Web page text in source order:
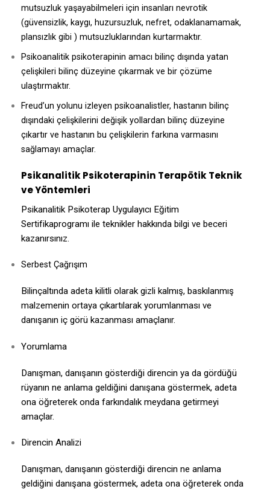
mutsuzluk yaşayabilmeleri için insanları nevrotik
(güvensizlik, kaygı, huzursuzluk, nefret, odaklanamamak,
plansızlık gibi ) mutsuzluklarından kurtarmaktır.
Psikoanalitik psikoterapinin amacı bilinç dışında yatan
çelişkileri bilinç düzeyine çıkarmak ve bir çözüme
ulaştırmaktır.
Freud’un yolunu izleyen psikoanalistler, hastanın bilinç
dışındaki çelişkilerini değişik yollardan bilinç düzeyine
çıkartır ve hastanın bu çelişkilerin farkına varmasını
sağlamayı amaçlar.
Psikanalitik Psikoterapinin Terapötik Teknik
ve Yöntemleri
Psikanalitik Psikoterap Uygulayıcı Eğitim
Sertifikaprogramı ile teknikler hakkında bilgi ve beceri
kazanırsınız.
Serbest Çağrışım
Bilinçaltında adeta kilitli olarak gizli kalmış, baskılanmış
malzemenin ortaya çıkartılarak yorumlanması ve
danışanın iç görü kazanması amaçlanır.
Yorumlama
Danışman, danışanın gösterdiği direncin ya da gördüğü
rüyanın ne anlama geldiğini danışana göstermek, adeta
ona öğreterek onda farkındalık meydana getirmeyi
amaçlar.
Direncin Analizi
Danışman, danışanın gösterdiği direncin ne anlama
geldiğini danışana göstermek, adeta ona öğreterek onda